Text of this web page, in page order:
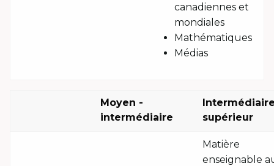
canadiennes et
mondiales
Mathématiques
Médias
Moyen -
intermédiaire
supérieur
Matière
enseignable